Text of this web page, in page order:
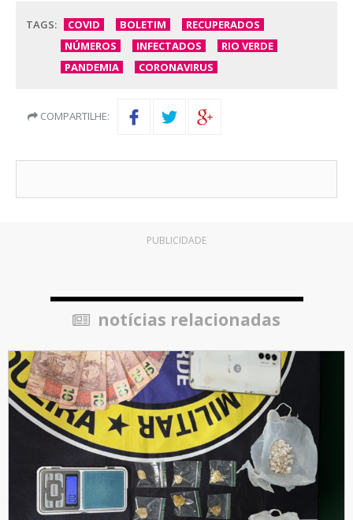
TAGS: COVID BOLETIM
RECUPERADOS
NÚMEROS
INFECTADOS
RIO VERDE
PANDEMIA
CORONAVIRUS
COMPARTILHE:
PUBLICIDADE
notícias relacionadas